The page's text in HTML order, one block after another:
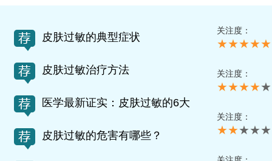
关注度：
★★★★★
关注度：
★★★★★
关注度：
★★★★★
皮肤过敏的典型症状
皮肤过敏治疗方法
医学最新证实：皮肤过敏的6大
皮肤过敏的危害有哪些？